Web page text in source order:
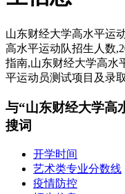
山东财经大学高水平运
高水平运动队招生人数
指南,山东财经大学高水
平运动员测试项目及录
与“山东财经大学高
搜词
开学时间
艺术类专业分数线
疫情防控